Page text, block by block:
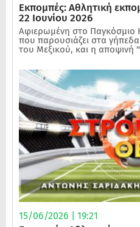
Εκπομπές: Αθλητική
22 Ιουνίου 2026
Αφιερωμένη στο Παγκόσμιο
που παρουσιάζει στα
του Μεξικού, και η αποψινή
15/06/2026 | 19:21